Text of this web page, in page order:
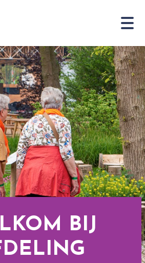
BIJ